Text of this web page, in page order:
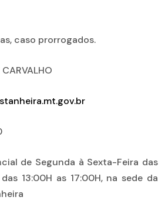
caso prorrogados.
de Segunda à Sexta-Feira das
13:00H as 17:00H, na sede da